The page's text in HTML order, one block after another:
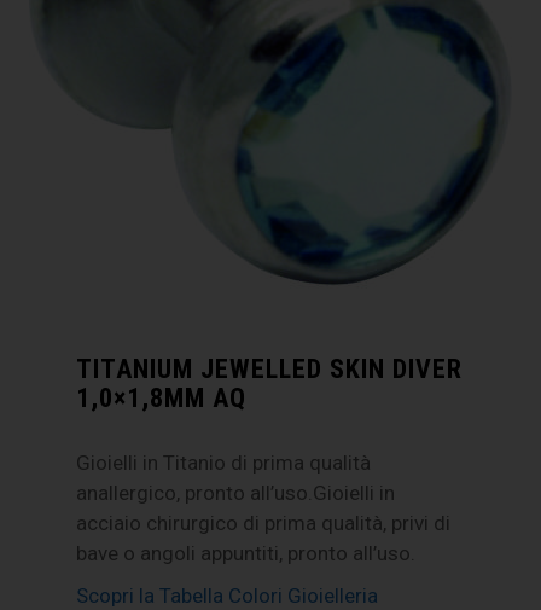
TITANIUM JEWELLED SKIN DIVER
1,0×1,8MM AQ
Gioielli in Titanio di prima qualità
anallergico, pronto all’uso.Gioielli in
acciaio chirurgico di prima qualità, privi di
bave o angoli appuntiti, pronto all’uso.
Scopri la Tabella Colori Gioielleria